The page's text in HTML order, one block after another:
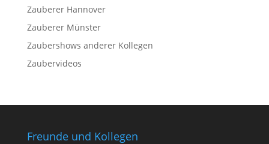
Zauberer Hannover
Zauberer Münster
Zaubershows anderer Kollegen
Zaubervideos
Freunde und Kollegen